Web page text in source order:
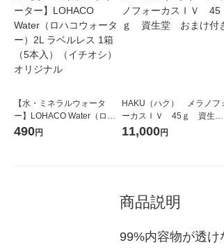
【水・ミネラルウォータ
ー】LOHACO Water（ロハ
コウォーター）2L ラベルレ
490円
HAKU（ハク） メラノフ
ーカスＩＶ 45ｇ 資生
堂 おまけ付き
11,000円
商品説明
99%内容物が透け